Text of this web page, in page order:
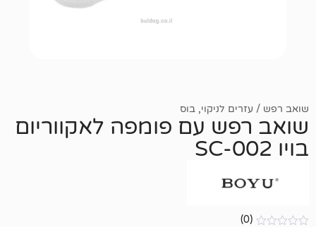
לניקוי,בוס
עם פומפה לאקווריום